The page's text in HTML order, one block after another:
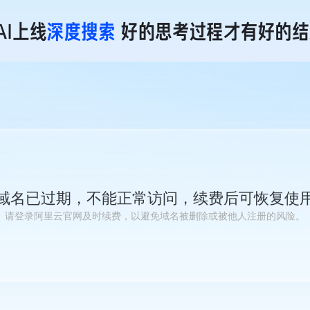
名已过期，不能正常访问，续费后可恢复使
请登录阿里云官网及时续费，以避免域名被删除或被他人注册的风险。